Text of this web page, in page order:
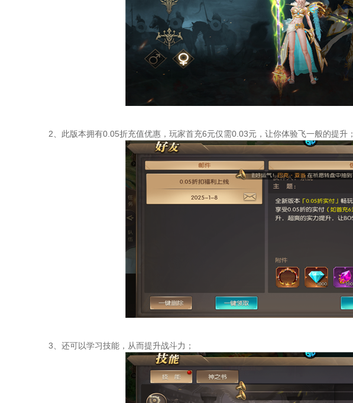
2、此版本拥有0.05折充值优惠，玩家首充6元仅需0.03元，让你体验飞一般的提升；
3、还可以学习技能，从而提升战斗力；